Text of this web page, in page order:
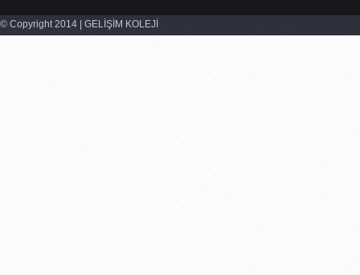
© Copyright 2014 | GELİŞİM KOLEJİ